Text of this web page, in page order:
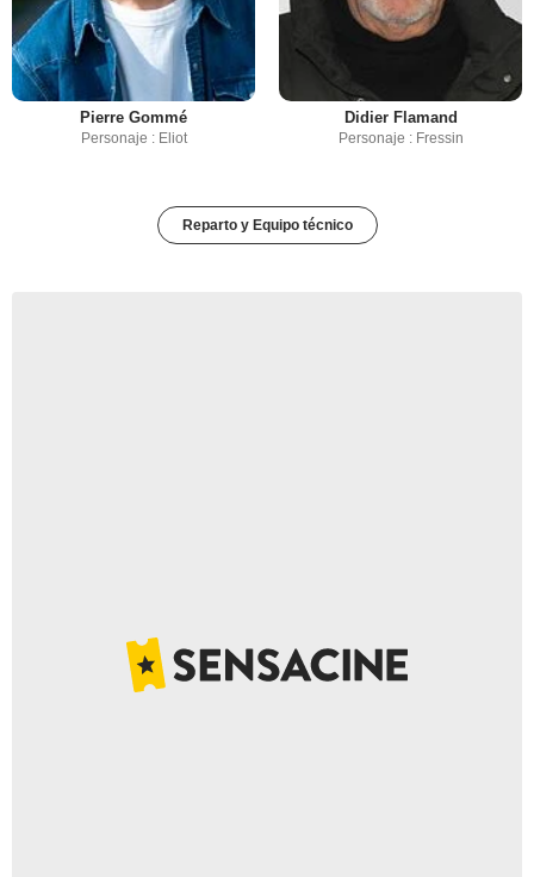
Pierre Gommé
Personaje : Eliot
Didier Flamand
Personaje : Fressin
Reparto y Equipo técnico